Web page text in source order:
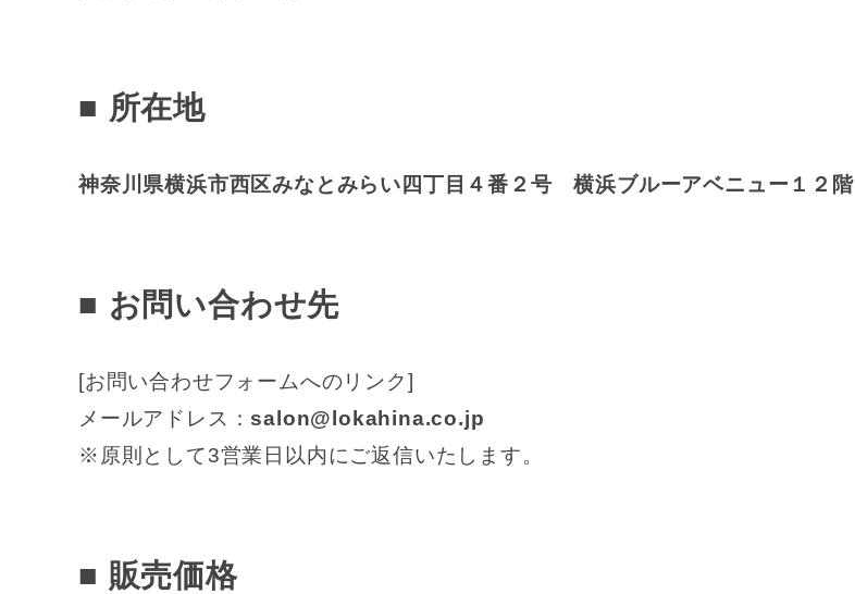
■ 所在地
神奈川県横浜市西区みなとみらい四丁目４番２号 横浜ブルーアベニュー１２階
■ お問い合わせ先
[お問い合わせフォームへのリンク]
メールアドレス： salon@lokahina.co.jp
※原則として3営業日以内にご返信いたします。
■ 販売価格